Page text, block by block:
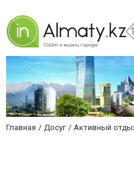
Главная Досуг Активный